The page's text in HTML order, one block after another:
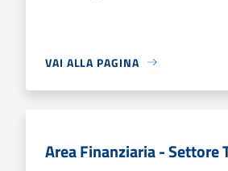
VAI ALLA PAGINA
Area Finanziaria - Settore